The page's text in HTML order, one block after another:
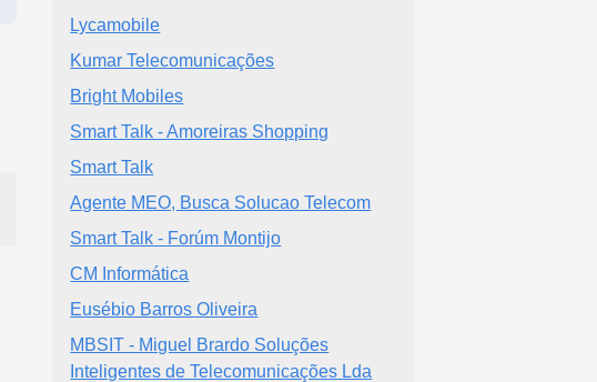
Lycamobile
Kumar Telecomunicações
Bright Mobiles
Smart Talk - Amoreiras Shopping
Smart Talk
Agente MEO, Busca Solucao Telecom
Smart Talk - Forúm Montijo
CM Informática
Eusébio Barros Oliveira
MBSIT - Miguel Brardo Soluções
Inteligentes de Telecomunicações Lda